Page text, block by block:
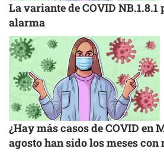
La variante de COVID NB.1.8.1
alarma
¿Hay más casos de COVID en
agosto han sido los meses con